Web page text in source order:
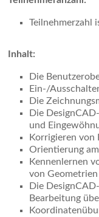
Teilnehmerzahl
Inhalt:
Die
Ein-/
Die
Die
und
Korrigieren von
Orientierung
Kennenlernen
von
Die
Bearbeitung